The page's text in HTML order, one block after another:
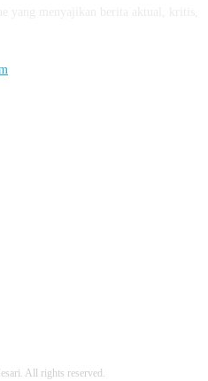
All rights reserved.